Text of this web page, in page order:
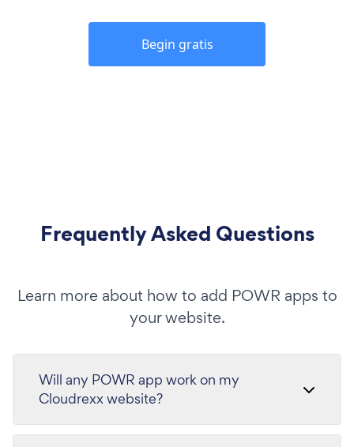
Begin gratis
Frequently Asked Questions
Learn more about how to add POWR apps to
your website.
Will any POWR app work on my
Cloudrexx website?